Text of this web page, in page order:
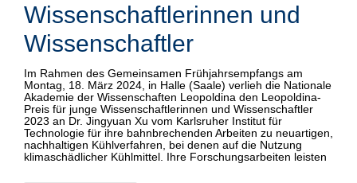
Wissenschaftlerinnen und
Wissenschaftler
Im Rahmen des Gemeinsamen Frühjahrsempfangs am
Montag, 18. März 2024, in Halle (Saale) verlieh die Nationale
Akademie der Wissenschaften Leopoldina den Leopoldina-
Preis für junge Wissenschaftlerinnen und Wissenschaftler
2023 an Dr. Jingyuan Xu vom Karlsruher Institut für
Technologie für ihre bahnbrechenden Arbeiten zu neuartigen,
nachhaltigen Kühlverfahren, bei denen auf die Nutzung
klimaschädlicher Kühlmittel. Ihre Forschungsarbeiten leisten